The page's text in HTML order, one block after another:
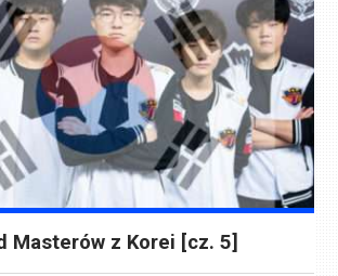
Masterów z Korei [cz. 5]